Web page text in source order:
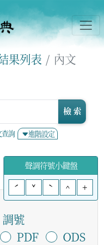
果列表 內文
詢 進階設定
檢 索
聲調符號小鍵盤
ˊ
ˇ ˋ ^ +
調號
PDF
ODS